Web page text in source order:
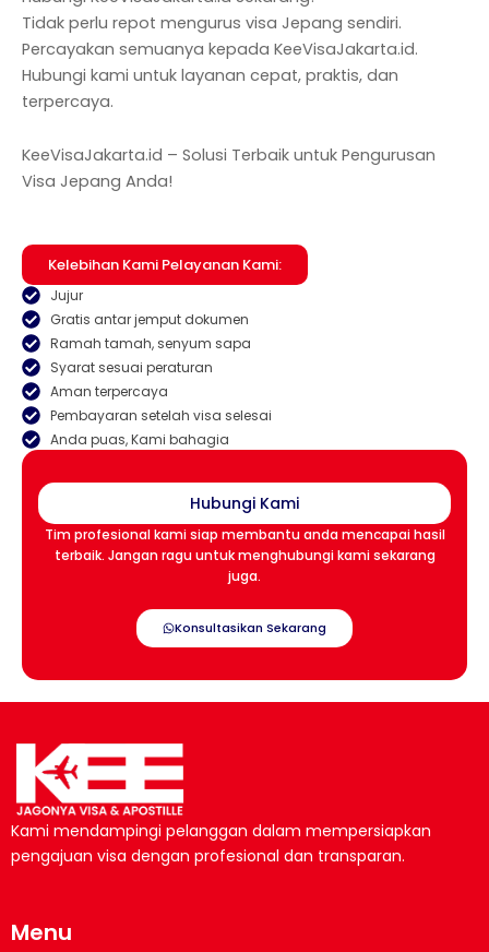
Tidak perlu repot mengurus visa Jepang sendiri.
Percayakan semuanya kepada KeeVisaJakarta.id.
Hubungi kami untuk layanan cepat, praktis, dan
terpercaya.
KeeVisaJakarta.id – Solusi Terbaik untuk Pengurusan
Visa Jepang Anda!
Kelebihan Kami Pelayanan Kami:
Jujur
Gratis antar jemput dokumen
Ramah tamah, senyum sapa
Syarat sesuai peraturan
Aman terpercaya
Pembayaran setelah visa selesai
Anda puas, Kami bahagia
Hubungi Kami
Tim profesional kami siap membantu anda mencapai hasil
terbaik. Jangan ragu untuk menghubungi kami sekarang
juga.
Konsultasikan Sekarang
Kami mendampingi pelanggan dalam mempersiapkan
pengajuan visa dengan profesional dan transparan.
Menu